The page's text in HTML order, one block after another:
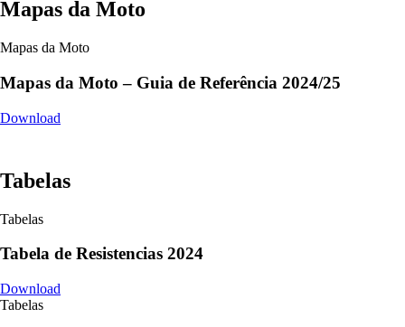
Mapas da Moto
Mapas da Moto
Mapas da Moto – Guia de Referência 2024/25
Download
Tabelas
Tabelas
Tabela de Resistencias 2024
Download
Tabelas